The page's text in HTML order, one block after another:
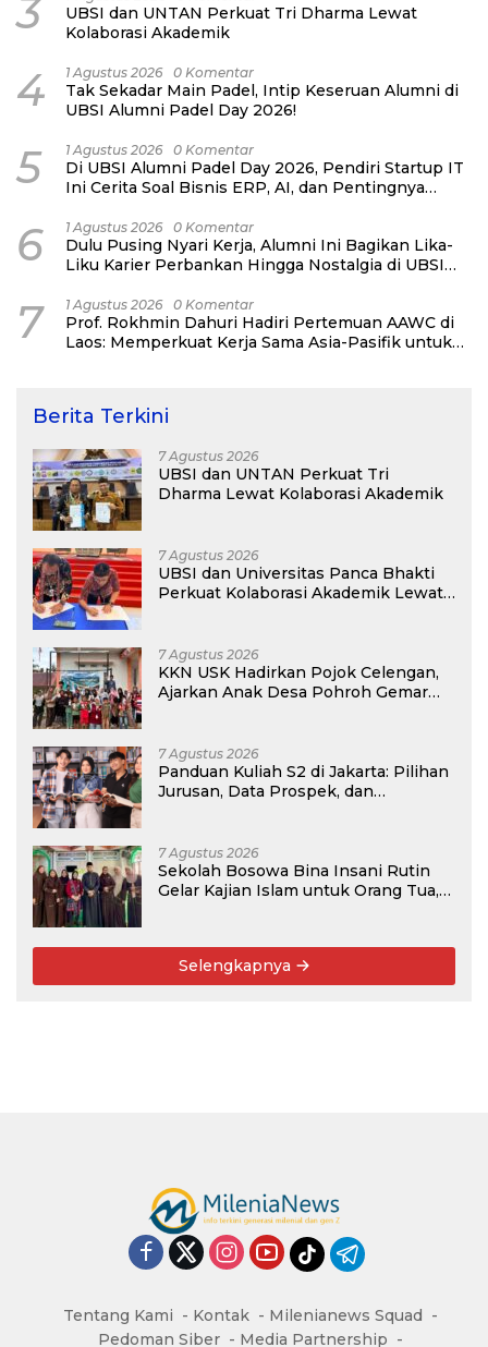
3
UBSI dan UNTAN Perkuat Tri Dharma Lewat
Kolaborasi Akademik
4 1 Agustus 2026 0 Komentar
Tak Sekadar Main Padel, Intip Keseruan Alumni di
UBSI Alumni Padel Day 2026!
5 1 Agustus 2026 0 Komentar
Di UBSI Alumni Padel Day 2026, Pendiri Startup IT
Ini Cerita Soal Bisnis ERP, AI, dan Pentingnya
6 1 Agustus 2026 0 Komentar
Dulu Pusing Nyari Kerja, Alumni Ini Bagikan Lika-
Liku Karier Perbankan Hingga Nostalgia di UBSI
7 1 Agustus 2026 0 Komentar
Prof. Rokhmin Dahuri Hadiri Pertemuan AAWC di
Laos: Memperkuat Kerja Sama Asia-Pasifik untuk
Berita Terkini
7 Agustus 2026
UBSI dan UNTAN Perkuat Tri
Dharma Lewat Kolaborasi Akademik
7 Agustus 2026
UBSI dan Universitas Panca Bhakti
Perkuat Kolaborasi Akademik Lewat
7 Agustus 2026
KKN USK Hadirkan Pojok Celengan,
Ajarkan Anak Desa Pohroh Gemar
7 Agustus 2026
Panduan Kuliah S2 di Jakarta: Pilihan
Jurusan, Data Prospek, dan
7 Agustus 2026
Sekolah Bosowa Bina Insani Rutin
Gelar Kajian Islam untuk Orang Tua,
Selengkapnya
Tentang Kami Kontak
Milenianews Squad
Pedoman Siber
Media Partnership